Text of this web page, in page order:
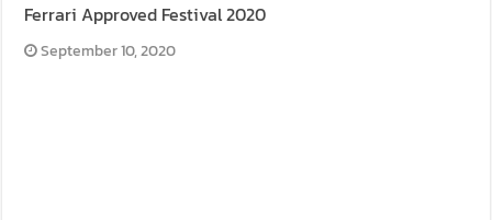
Ferrari Approved Festival 2020
September 10, 2020